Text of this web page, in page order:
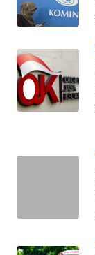
WN
SULSEL
WN
GORONTALO
WN
WN